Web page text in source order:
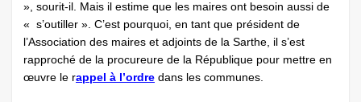
», sourit-il. Mais il estime que les maires ont besoin aussi de
« s’outiller ». C’est pourquoi, en tant que président de
l’Association des maires et adjoints de la Sarthe, il s’est
rapproché de la procureure de la République pour mettre en
œuvre le rappel à l’ordre dans les communes.